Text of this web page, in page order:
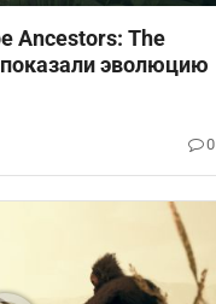
Ancestors: The
эволюцию
0